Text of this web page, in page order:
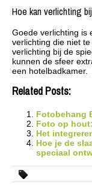
Hoe kan verlichting
Goede verlichting is
verlichting die niet
verlichting bij de
kunnen de sfeer
een hotelbadkamer.
Related Posts:
Fotobehang
Foto op
Het
Hoe je de
speciaal